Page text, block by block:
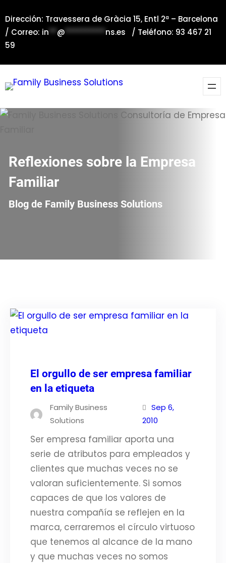
al
contenido
Dirección: Travessera de Gràcia 15, Entl 2ª – Barcelona
/ Correo: in**@**********ns.es / Teléfono: 93 467 21
59
Reflexiones sobre la Empresa
Familiar
Blog de Family Business Solutions
El orgullo de ser empresa familiar
en la etiqueta
Family Business
Solutions
Sep 6,
2010
Ser empresa familiar aporta una
serie de atributos para empleados y
clientes que muchas veces no se
valoran suficientemente. Si somos
capaces de que los valores de
nuestra compañía se reflejen en la
marca, cerraremos el círculo virtuoso
que tenemos al alcance de la mano
y que muchas veces no somos